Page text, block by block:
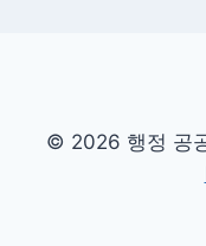
© 2026 행정 공